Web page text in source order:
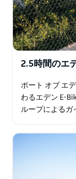
2.5時間のエ
ポート オブ エ
わるエデン E-
ループによる
さを 2 輪で探索